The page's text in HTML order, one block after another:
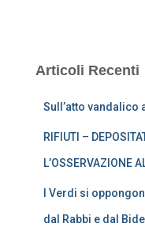
Articoli Recenti
Sull’atto vandalico
RIFIUTI –
L’OSSERVAZIONE
I Verdi si
dal Rabbi e dal